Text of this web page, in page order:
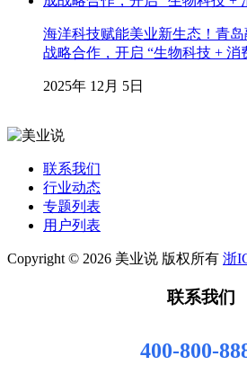
海洋科技赋能美业新生态！青
战略合作，开启 “生物科技 + 消
2025年 12月 5日
联系我们
行业动态
专题列表
用户列表
Copyright © 2026 美业说 版权所有 浙
联系我们
400-800-